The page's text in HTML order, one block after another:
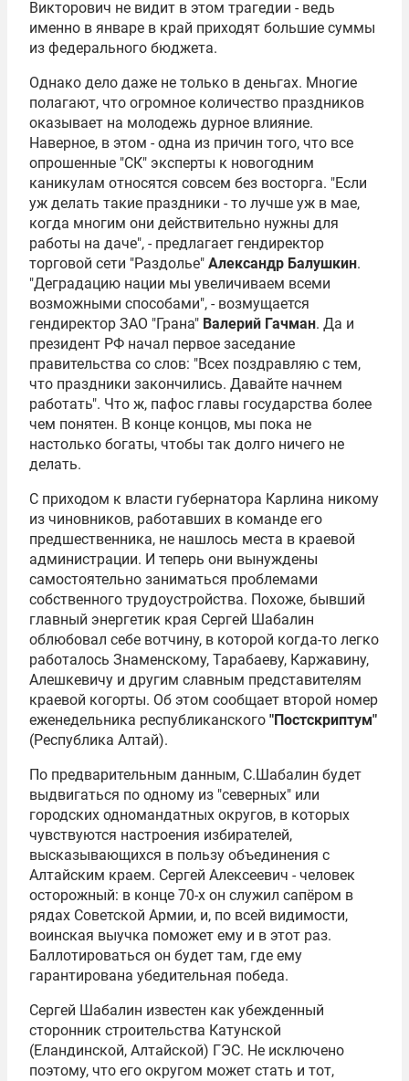
Викторович не видит в этом трагедии - ведь
именно в январе в край приходят большие суммы
из федерального бюджета.
Однако дело даже не только в деньгах. Многие
полагают, что огромное количество праздников
оказывает на молодежь дурное влияние.
Наверное, в этом - одна из причин того, что все
опрошенные "СК" эксперты к новогодним
каникулам относятся совсем без восторга. "Если
уж делать такие праздники - то лучше уж в мае,
когда многим они действительно нужны для
работы на даче", - предлагает гендиректор
торговой сети "Раздолье" Александр Балушкин.
"Деградацию нации мы увеличиваем всеми
возможными способами", - возмущается
гендиректор ЗАО "Грана" Валерий Гачман. Да и
президент РФ начал первое заседание
правительства со слов: "Всех поздравляю с тем,
что праздники закончились. Давайте начнем
работать". Что ж, пафос главы государства более
чем понятен. В конце концов, мы пока не
настолько богаты, чтобы так долго ничего не
делать.
С приходом к власти губернатора Карлина никому
из чиновников, работавших в команде его
предшественника, не нашлось места в краевой
администрации. И теперь они вынуждены
самостоятельно заниматься проблемами
собственного трудоустройства. Похоже, бывший
главный энергетик края Сергей Шабалин
облюбовал себе вотчину, в которой когда-то легко
работалось Знаменскому, Тарабаеву, Каржавину,
Алешкевичу и другим славным представителям
краевой когорты. Об этом сообщает второй номер
еженедельника республиканского "Постскриптум"
(Республика Алтай).
По предварительным данным, С.Шабалин будет
выдвигаться по одному из "северных" или
городских одномандатных округов, в которых
чувствуются настроения избирателей,
высказывающихся в пользу объединения с
Алтайским краем. Сергей Алексеевич - человек
осторожный: в конце 70-х он служил сапёром в
рядах Советской Армии, и, по всей видимости,
воинская выучка поможет ему и в этот раз.
Баллотироваться он будет там, где ему
гарантирована убедительная победа.
Сергей Шабалин известен как убежденный
сторонник строительства Катунской
(Еландинской, Алтайской) ГЭС. Не исключено
поэтому, что его округом может стать и тот,